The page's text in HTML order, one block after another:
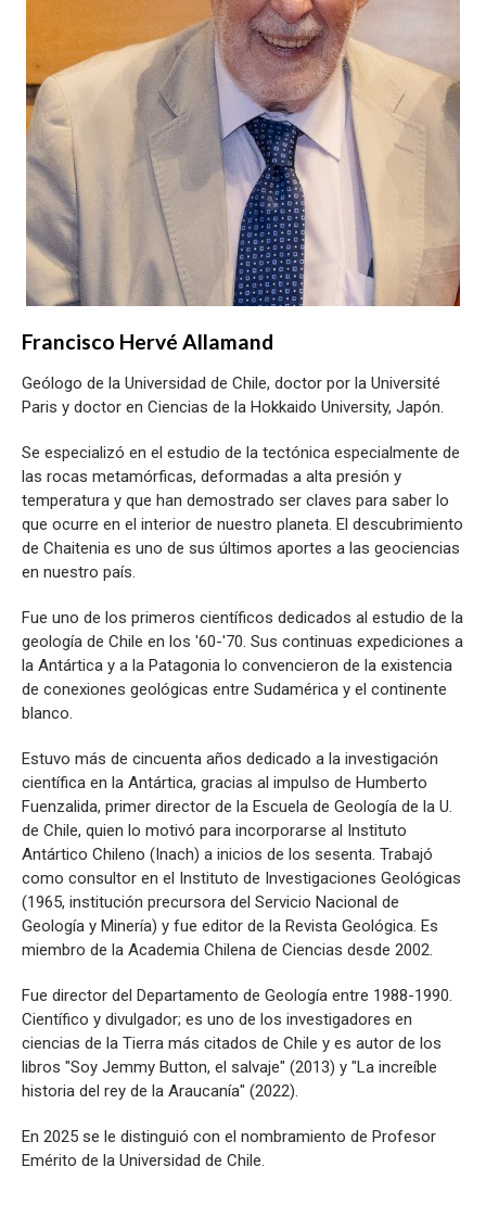
Francisco Hervé Allamand
Geólogo de la Universidad de Chile, doctor por la Université
Paris y doctor en Ciencias de la Hokkaido University, Japón.
Se especializó en el estudio de la tectónica especialmente de
las rocas metamórficas, deformadas a alta presión y
temperatura y que han demostrado ser claves para saber lo
que ocurre en el interior de nuestro planeta. El descubrimiento
de Chaitenia es uno de sus últimos aportes a las geociencias
en nuestro país.
Fue uno de los primeros científicos dedicados al estudio de la
geología de Chile en los '60-'70. Sus continuas expediciones a
la Antártica y a la Patagonia lo convencieron de la existencia
de conexiones geológicas entre Sudamérica y el continente
blanco.
Estuvo más de cincuenta años dedicado a la investigación
científica en la Antártica, gracias al impulso de Humberto
Fuenzalida, primer director de la Escuela de Geología de la U.
de Chile, quien lo motivó para incorporarse al Instituto
Antártico Chileno (Inach) a inicios de los sesenta. Trabajó
como consultor en el Instituto de Investigaciones Geológicas
(1965, institución precursora del Servicio Nacional de
Geología y Minería) y fue editor de la Revista Geológica. Es
miembro de la Academia Chilena de Ciencias desde 2002.
Fue director del Departamento de Geología entre 1988-1990.
Científico y divulgador; es uno de los investigadores en
ciencias de la Tierra más citados de Chile y es autor de los
libros "Soy Jemmy Button, el salvaje" (2013) y "La increíble
historia del rey de la Araucanía" (2022).
En 2025 se le distinguió con el nombramiento de Profesor
Emérito de la Universidad de Chile.